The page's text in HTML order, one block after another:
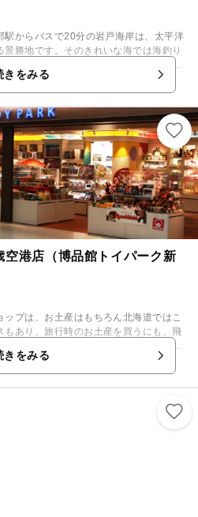
駅からバスで20分の岩戸海岸は、太平洋
勝地です。そのきれいな海では海釣り
海の幸もとれ、おいしい海鮮料理を食
。近くには夕日の美しい立待岬や、雄大
ある恵山岬などもあり併せて立ち寄りた
館であれば函館山からの夜景もおすす
きをみる
港店（博品館トイパーク新
プは、お土産はもちろん北海道ではこ
あり、旅行時のお土産を買うにも、飛
めのアイテムを探すのにも便利です｡
ケードを思わせる重みのある雰囲気で楽
内外問わず人気のあるキャラクター商
の一つに「あんぷり」があります。これ
を取り出す事が出来るプリントサービ
ります。 空港にお越し頂いたお客様に楽
催しています。空港は旅行だけではなく
きをみる